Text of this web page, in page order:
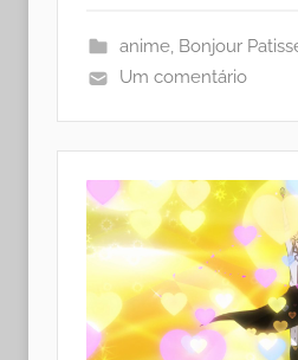
anime, Bonjour
Um comentário